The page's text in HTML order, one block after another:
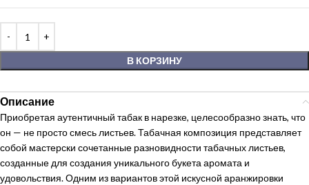
В КОРЗИНУ
Описание
Приобретая аутентичный табак в нарезке, целесообразно знать, что
он — не просто смесь листьев. Табачная композиция представляет
собой мастерски сочетанные разновидности табачных листьев,
созданные для создания уникального букета аромата и
удовольствия. Одним из вариантов этой искусной аранжировки